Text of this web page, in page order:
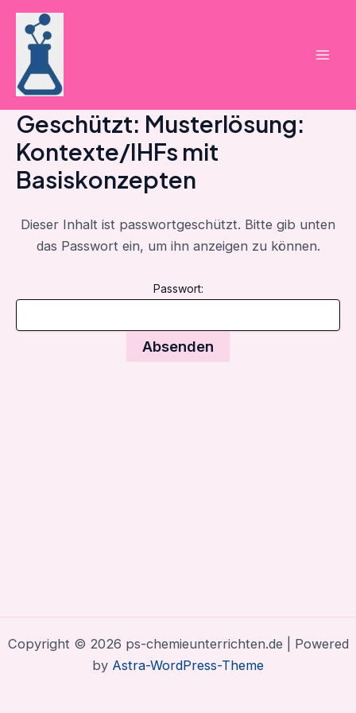
Zum
Inhalt
springen
Geschützt: Musterlösung:
Kontexte/IHFs mit
Basiskonzepten
Dieser Inhalt ist passwortgeschützt. Bitte gib unten
das Passwort ein, um ihn anzeigen zu können.
Passwort:
Copyright © 2026 ps-chemieunterrichten.de | Powered
by Astra-WordPress-Theme